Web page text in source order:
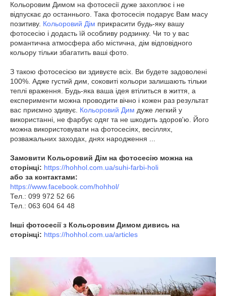
Кольоровим Димом на фотосесії дуже захоплює і не
відпускає до останнього. Така фотосесія подарує Вам масу
позитиву. Кольоровий Дім прикрасити будь-яку вашу
фотосесію і додасть їй особливу родзинку. Чи то у вас
романтична атмосфера або містична, дім відповідного
кольору тільки збагатить ваші фото.
З такою фотосесією ви здивуєте всіх. Ви будете задоволені
100%. Адже густий дим, соковиті кольори залишають тільки
теплі враження. Будь-яка ваша ідея втілиться в життя, а
експерименти можна проводити вічно і кожен раз результат
вас приємно здивує. Кольоровий Дим дуже легкий у
використанні, не фарбує одяг та не шкодить здоров'ю. Його
можна використовувати на фотосесіях, весіллях,
розважальних заходах, днях народження ...
Замовити Кольоровий Дім на фотосесію можна на
сторінці: https://hohhol.com.ua/suhi-farbi-holi
або за контактами:
https://www.facebook.com/hohhol/
Тел.: 099 972 52 66
Тел.: 063 604 64 48
Інші фотосесії з Кольоровим Димом дивись на
сторінці: https://hohhol.com.ua/articles